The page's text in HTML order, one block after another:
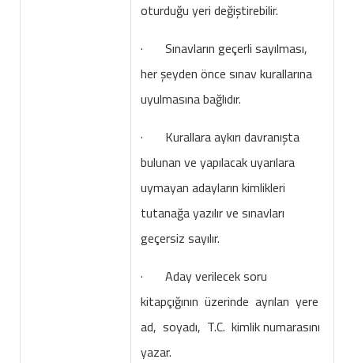
oturduğu yeri değiştirebilir.
· Sınavların geçerli sayılması,
her şeyden önce sınav kurallarına
uyulmasına bağlıdır.
· Kurallara aykırı davranışta
bulunan ve yapılacak uyarılara
uymayan adayların kimlikleri
tutanağa yazılır ve sınavları
geçersiz sayılır.
· Aday verilecek soru
kitapçığının üzerinde ayrılan yere
ad, soyadı, T.C. kimlik numarasını
yazar.